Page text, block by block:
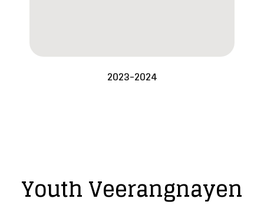
2023-2024
Youth Veerangnayen